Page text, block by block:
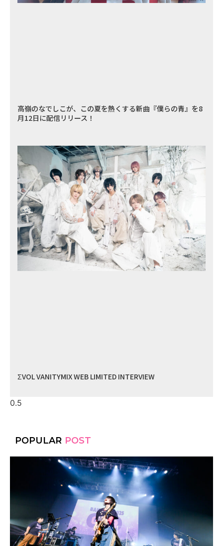
高嶺のなでしこが、この夏を熱くする新曲『僕らの青』を8
月12日に配信リリース！
ΣVOL VANITYMIX WEB LIMITED INTERVIEW
POPULAR POST